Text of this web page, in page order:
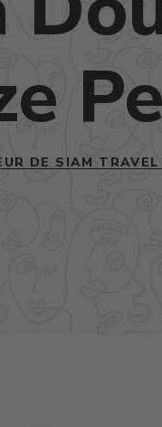
DE SIAM TRAVEL